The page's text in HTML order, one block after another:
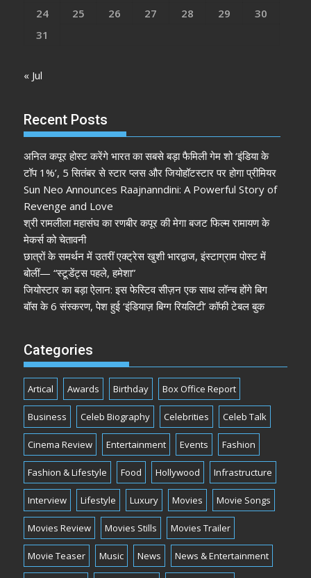
24
25 26 27 28 29
30
31
« Jul
Recent Posts
अनिल कपूर होस्ट करेंगे भारत का सबसे बड़ा फैमिली गेम शो ‘इंडिया के
टॉप 1%’, 5 सितंबर से स्टार प्लस और जियोहॉटस्टार पर होगा प्रीमियर
Sun Neo Announces Raajnanndini: A Powerful Story of
Revenge and Love
श्री रामलीला महासंघ का रणबीर कपूर की मेगा बजट फिल्म रामायण के
मेकर्स को चेतावनी
छात्रों के समर्थन में उतरीं एक्ट्रेस खुशी भारद्वाज, इंस्टाग्राम पोस्ट में
बोलीं— “स्टूडेंट्स पहले, हमेशा”
जियोस्टार का बड़ा ऐलान: इस फेस्टिव सीज़न एक साथ लॉन्च होंगे बिग
बॉस के 6 संस्करण, पेश हुई ‘इंडियाज़ बिग्ग रियलिटी’ कॉफी टेबल बुक
Categories
Artical Awards Birthday Box Office Report
Business Celeb Biography Celebrities Celeb Talk
Cinema Review Entertainment Events Fashion
Fashion & Lifestyle Food Hollywood Infrastructure
Interview Lifestyle Luxury Movies Movie Songs
Movies Review Movies Stills Movies Trailer
Movie Teaser Music News News & Entertainment